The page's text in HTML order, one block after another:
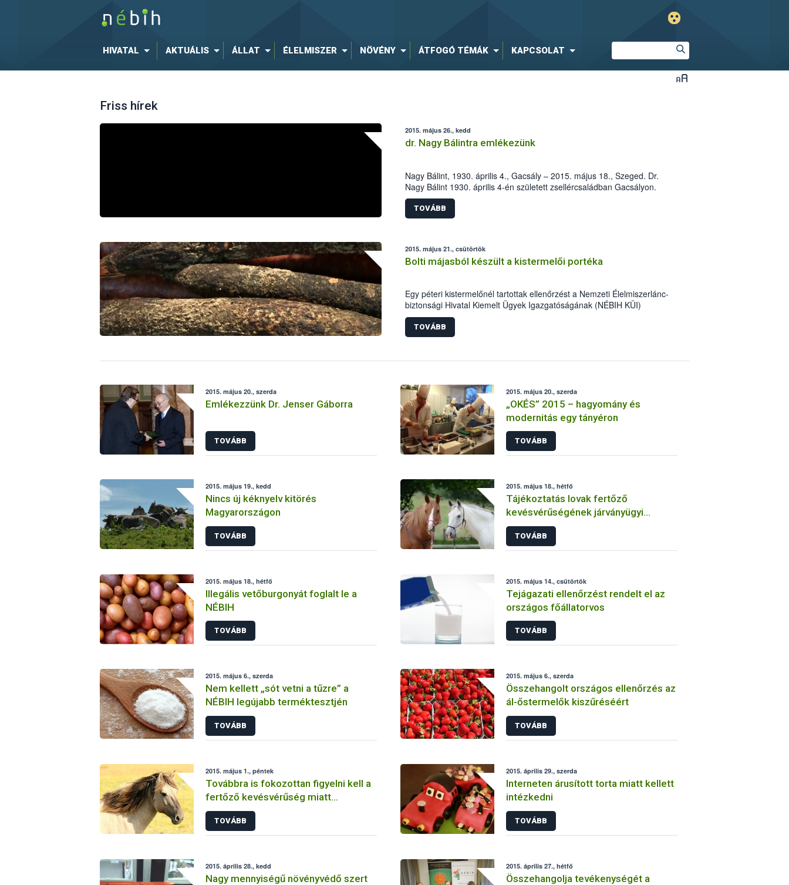
HIVATAL AKTUÁLIS ÁLLAT ÉLELMISZER NÖVÉNY ÁTFOGÓ TÉMÁK KAPCSOLAT
Friss hírek
2015. május 26., kedd
dr. Nagy Bálintra emlékezünk
Nagy Bálint, 1930. április 4., Gacsály – 2015. május 18., Szeged. Dr.
Nagy Bálint 1930. április 4-én született zsellércsaládban Gacsályon.
Iskoláit szülőfalujában, majd az Eszterházy Kertészeti Középiskolában,
később a harkovi (Szovjetunió) Dokucsájev Mezőgazdasági Egyetem
Növényvédelmi Fakultásán végezte.
TOVÁBB
2015. május 21., csütörtök
Bolti májasból készült a kistermelői portéka
Egy péteri kistermelőnél tartottak ellenőrzést a Nemzeti Élelmiszerlánc-
biztonsági Hivatal Kiemelt Ügyek Igazgatóságának (NÉBIH KÜI)
szakemberei április közepén. A helyszínen tapasztalt számos
szabálytalanság miatt mintegy 5700 kg alapanyag, félkész- és
késztermék forgalomból történő kivonását és megsemmisítését
TOVÁBB
2015. május 20., szerda
Emlékezzünk Dr. Jenser Gáborra
TOVÁBB
2015. május 20., szerda
„OKÉS” 2015 – hagyomány és
modernitás egy tányéron
TOVÁBB
2015. május 19., kedd
Nincs új kéknyelv kitörés
Magyarországon
TOVÁBB
2015. május 18., hétfő
Tájékoztatás lovak fertőző
kevésvérűségének járványügyi
helyzetéről
TOVÁBB
2015. május 18., hétfő
Illegális vetőburgonyát foglalt le a
NÉBIH
TOVÁBB
2015. május 14., csütörtök
Tejágazati ellenőrzést rendelt el az
országos főállatorvos
TOVÁBB
2015. május 6., szerda
Nem kellett „sót vetni a tűzre” a
NÉBIH legújabb terméktesztjén
TOVÁBB
2015. május 6., szerda
Összehangolt országos ellenőrzés az
ál-őstermelők kiszűréséért
TOVÁBB
2015. május 1., péntek
Továbbra is fokozottan figyelni kell a
fertőző kevésvérűség miatt
karanténba került lovakra
TOVÁBB
2015. április 29., szerda
Interneten árusított torta miatt kellett
intézkedni
TOVÁBB
2015. április 28., kedd
Nagy mennyiségű növényvédő szert
2015. április 27., hétfő
Összehangolja tevékenységét a